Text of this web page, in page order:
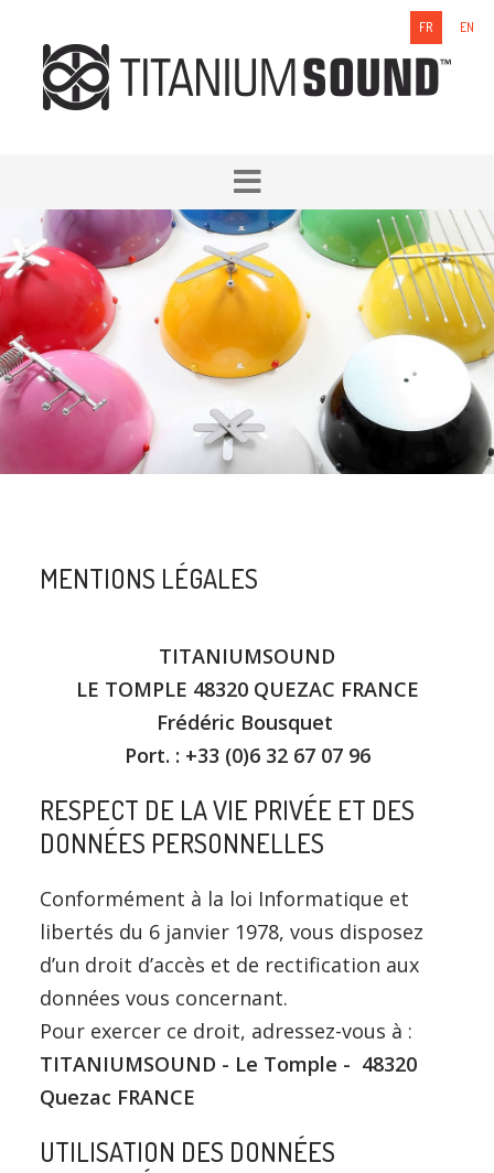
FR EN
MENTIONS LÉGALES
TITANIUMSOUND
LE TOMPLE 48320 QUEZAC FRANCE
Frédéric Bousquet
Port. : +33 (0)6 32 67 07 96
RESPECT DE LA VIE PRIVÉE ET DES
DONNÉES PERSONNELLES
Conformément à la loi Informatique et
libertés du 6 janvier 1978, vous disposez
d’un droit d’accès et de rectification aux
données vous concernant.
Pour exercer ce droit, adressez-vous à :
TITANIUMSOUND - Le Tomple - 48320
Quezac FRANCE
UTILISATION DES DONNÉES